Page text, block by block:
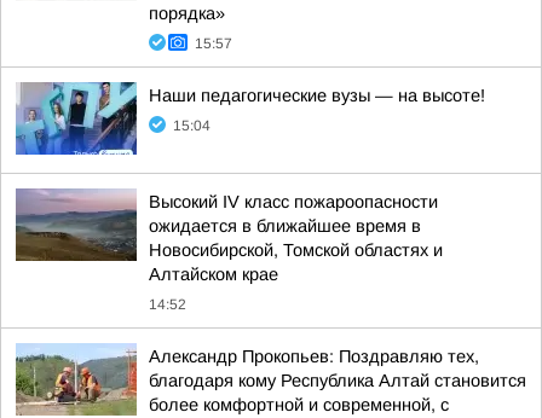
порядка»
15:57
Наши педагогические вузы — на высоте!
15:04
Высокий IV класс пожароопасности
ожидается в ближайшее время в
Новосибирской, Томской областях и
Алтайском крае
14:52
Александр Прокопьев: Поздравляю тех,
благодаря кому Республика Алтай становится
более комфортной и современной, с